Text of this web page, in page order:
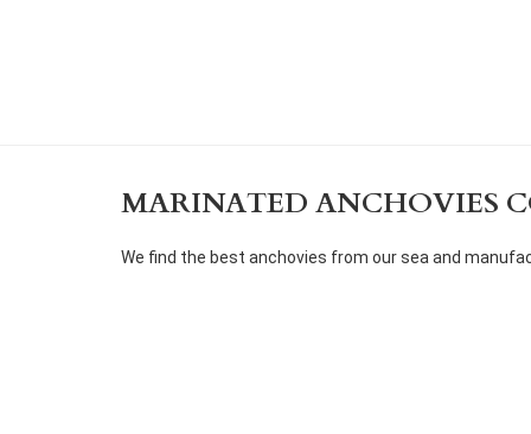
MARINATED ANCHOVIES
We find the best anchovies from our sea and